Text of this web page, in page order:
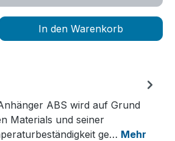
Gib den gewünschten
In den Warenkorb
ABS wird auf Grund
Materials und seiner
ge… Mehr